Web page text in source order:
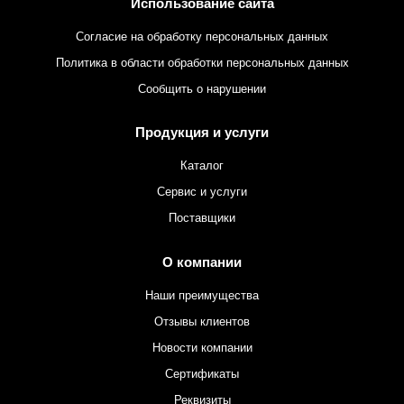
Использование сайта
Согласие на обработку персональных данных
Политика в области обработки персональных данных
Сообщить о нарушении
Продукция и услуги
Каталог
Сервис и услуги
Поставщики
О компании
Наши преимущества
Отзывы клиентов
Новости компании
Сертификаты
Реквизиты